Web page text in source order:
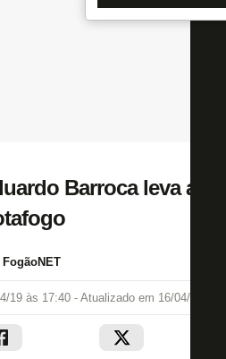
Barroca leva
FogãoNET
19 às 17:40 - Atualizado em 16/04/19 às